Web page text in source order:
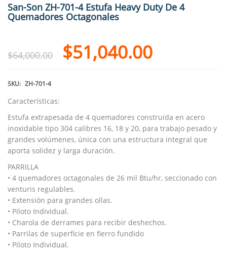
San-Son ZH-701-4 Estufa Heavy Duty De 4
Quemadores Octagonales
$64,000.00 $51,040.00
SKU: ZH-701-4
Características:
Estufa extrapesada de 4 quemadores construida en acero
inoxidable tipo 304 calibres 16, 18 y 20, para trabajo pesado y
grandes volúmenes, única con una estructura integral que
aporta solidez y larga duración.
PARRILLA
• 4 quemadores octagonales de 26 mil Btu/hr, seccionado con
venturis regulables.
• Extensión para grandes ollas.
• Piloto Individual.
• Charola de derrames para recibir deshechos.
• Parrilas de superficie en fierro fundido
• Piloto Individual.